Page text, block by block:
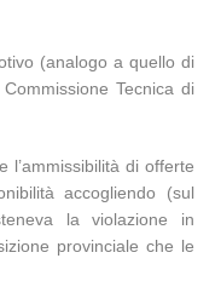
(analogo a quello di
Tecnica di
l’ammissibilità di offerte
accogliendo (sul
la violazione in
provinciale che le